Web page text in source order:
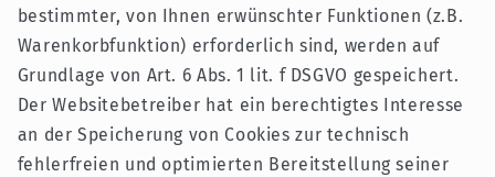
bestimmter, von Ihnen erwünschter Funktionen (z.B.
Warenkorbfunktion) erforderlich sind, werden auf
Grundlage von Art. 6 Abs. 1 lit. f DSGVO gespeichert.
Der Websitebetreiber hat ein berechtigtes Interesse
an der Speicherung von Cookies zur technisch
fehlerfreien und optimierten Bereitstellung seiner